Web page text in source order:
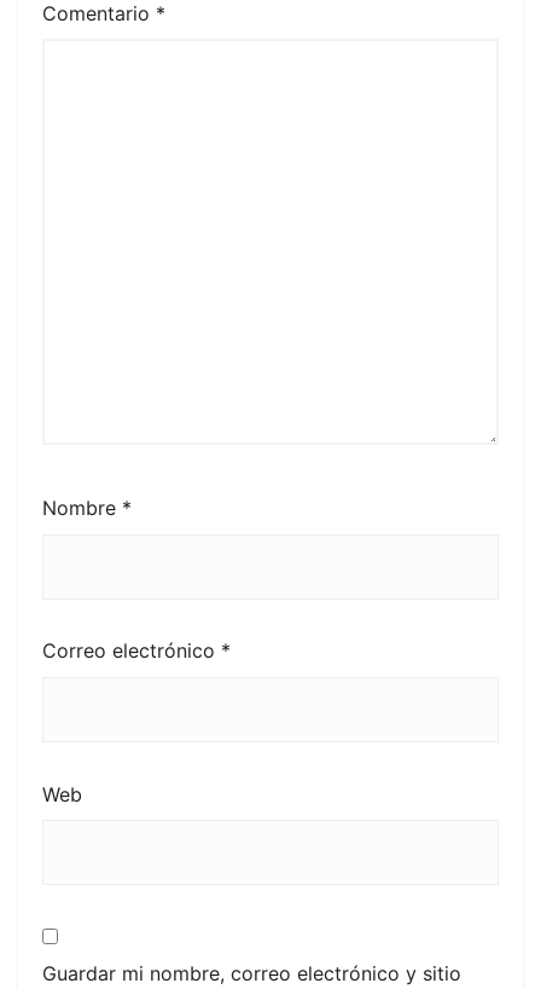
Comentario *
Nombre *
Correo electrónico *
Web
Guardar mi nombre, correo electrónico y sitio